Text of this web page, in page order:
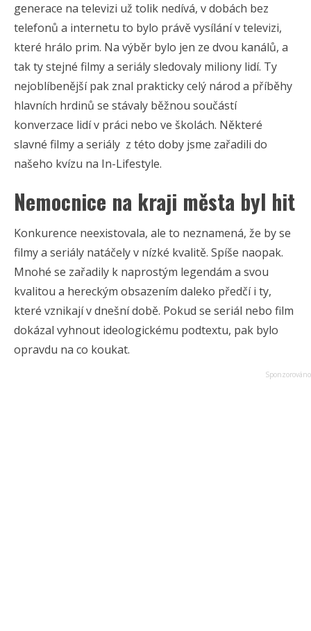
generace na televizi už tolik nedívá, v dobách bez
telefonů a internetu to bylo právě vysílání v televizi,
které hrálo prim. Na výběr bylo jen ze dvou kanálů, a
tak ty stejné filmy a seriály sledovaly miliony lidí. Ty
nejoblíbenější pak znal prakticky celý národ a příběhy
hlavních hrdinů se stávaly běžnou součástí
konverzace lidí v práci nebo ve školách. Některé
slavné filmy a seriály z této doby jsme zařadili do
našeho kvízu na In-Lifestyle.
Nemocnice na kraji města byl hit
Konkurence neexistovala, ale to neznamená, že by se
filmy a seriály natáčely v nízké kvalitě. Spíše naopak.
Mnohé se zařadily k naprostým legendám a svou
kvalitou a hereckým obsazením daleko předčí i ty,
které vznikají v dnešní době. Pokud se seriál nebo film
dokázal vyhnout ideologickému podtextu, pak bylo
opravdu na co koukat.